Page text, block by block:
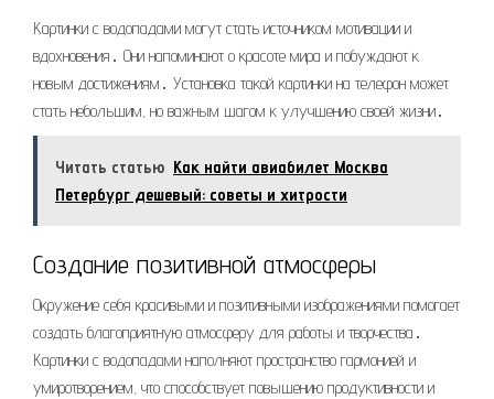
Картинки с водопадами могут стать источником мотивации и
вдохновения․ Они напоминают о красоте мира и побуждают к
новым достижениям․ Установка такой картинки на телефон может
стать небольшим, но важным шагом к улучшению своей жизни․
Читать статью Как найти авиабилет Москва
Петербург дешевый: советы и хитрости
Создание позитивной атмосферы
Окружение себя красивыми и позитивными изображениями помогает
создать благоприятную атмосферу для работы и творчества․
Картинки с водопадами наполняют пространство гармонией и
умиротворением, что способствует повышению продуктивности и